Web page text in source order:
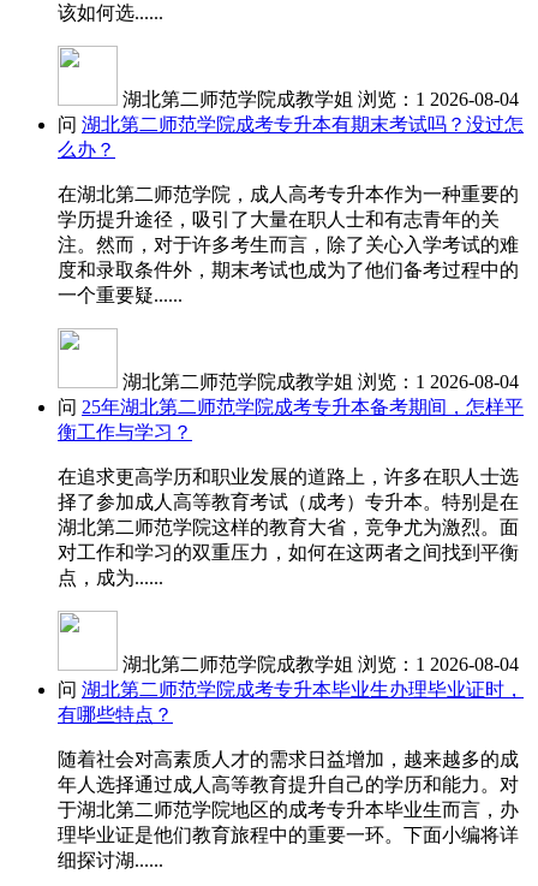
该如何选......
湖北第二师范学院成教学姐 浏览：1 2026-08-04
问 湖北第二师范学院成考专升本有期末考试吗？没过怎
么办？
在湖北第二师范学院，成人高考专升本作为一种重要的
学历提升途径，吸引了大量在职人士和有志青年的关
注。然而，对于许多考生而言，除了关心入学考试的难
度和录取条件外，期末考试也成为了他们备考过程中的
一个重要疑......
湖北第二师范学院成教学姐 浏览：1 2026-08-04
问 25年湖北第二师范学院成考专升本备考期间，怎样平
衡工作与学习？
在追求更高学历和职业发展的道路上，许多在职人士选
择了参加成人高等教育考试（成考）专升本。特别是在
湖北第二师范学院这样的教育大省，竞争尤为激烈。面
对工作和学习的双重压力，如何在这两者之间找到平衡
点，成为......
湖北第二师范学院成教学姐 浏览：1 2026-08-04
问 湖北第二师范学院成考专升本毕业生办理毕业证时，
有哪些特点？
随着社会对高素质人才的需求日益增加，越来越多的成
年人选择通过成人高等教育提升自己的学历和能力。对
于湖北第二师范学院地区的成考专升本毕业生而言，办
理毕业证是他们教育旅程中的重要一环。下面小编将详
细探讨湖......